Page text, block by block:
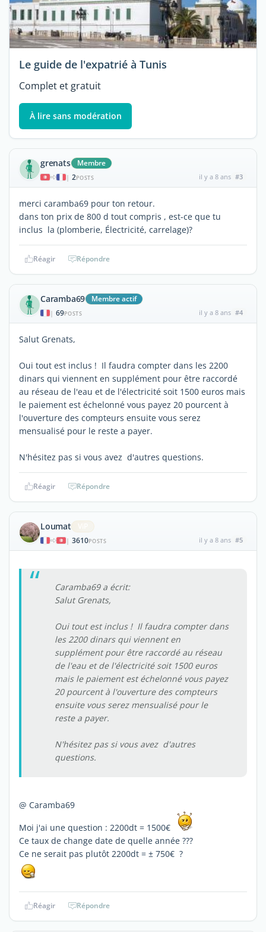
Le guide de l'expatrié à Tunis
Complet et gratuit
À lire sans modération
grenats Membre
| 2POSTS il y a 8 ans #3
merci caramba69 pour ton retour.
dans ton prix de 800 d tout compris , est-ce que tu
inclus la (plomberie, Électricité, carrelage)?
Réagir Répondre
Caramba69 Membre actif
| 69POSTS il y a 8 ans #4
Salut Grenats,
Oui tout est inclus ! Il faudra compter dans les 2200
dinars qui viennent en supplément pour être raccordé
au réseau de l'eau et de l'électricité soit 1500 euros mais
le paiement est échelonné vous payez 20 pourcent à
l'ouverture des compteurs ensuite vous serez
mensualisé pour le reste a payer.
N'hésitez pas si vous avez d'autres questions.
Réagir Répondre
Loumat
| 3610POSTS il y a 8 ans #5
Caramba69 a écrit:
Salut Grenats,
Oui tout est inclus ! Il faudra compter dans
les 2200 dinars qui viennent en
supplément pour être raccordé au réseau
de l'eau et de l'électricité soit 1500 euros
mais le paiement est échelonné vous payez
20 pourcent à l'ouverture des compteurs
ensuite vous serez mensualisé pour le
reste a payer.
N'hésitez pas si vous avez d'autres
questions.
@ Caramba69
Moi j'ai une question : 2200dt = 1500€
Ce taux de change date de quelle année ???
Ce ne serait pas plutôt 2200dt = ± 750€ ?
Réagir Répondre